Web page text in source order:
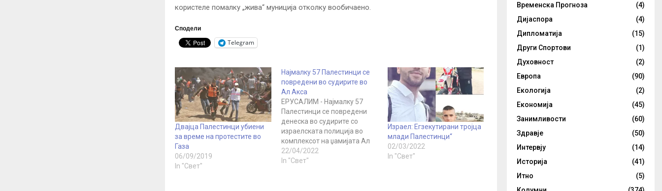
користеле помалку „жива“ муниција отколку вообичаено.
Сподели
Telegram
Двајца Палестинци убиени
за време на протестите во
Газа
06/09/2019
In "Свет"
Најмалку 57 Палестинци се
повредени во судирите во
Ал Акса
ЕРУСАЛИМ - Најмалку 57
Палестинци се повредени
денеска во судирите со
израелската полиција во
комплексот на џамијата Ал
Акса во Ерусалим, соопштија
палестинските здравствени
22/04/2022
In "Свет"
Израел: Егзекутирани тројца
млади Палестинци“
02/03/2022
In "Свет"
Временска Прогноза
(4)
Дијаспора
(4)
Дипломатија
(15)
Други Спортови
(1)
Духовност
(2)
Европа
(90)
Екологија
(2)
Економија
(45)
Занимливости
(60)
Здравје
(50)
Интервју
(14)
Историја
(41)
Итно
(5)